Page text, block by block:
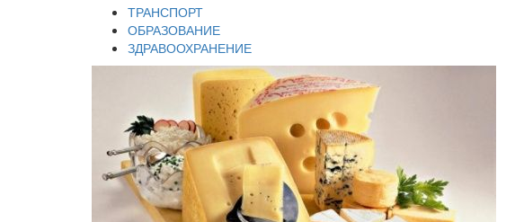
ТРАНСПОРТ
ОБРАЗОВАНИЕ
ЗДРАВООХРАНЕНИЕ